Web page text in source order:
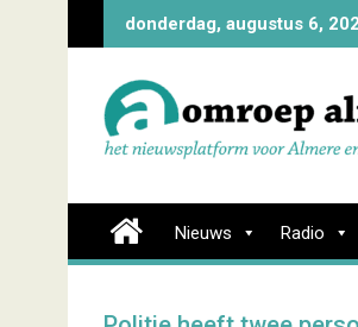
donderdag, augustus 6,
Nieuws Radio